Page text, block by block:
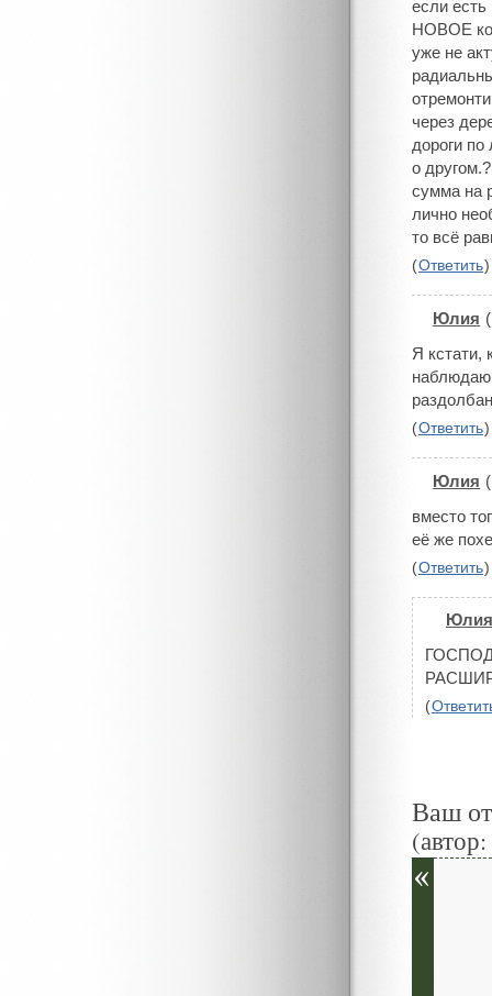
если есть
НОВОЕ
уже не
через
дороги
о
сумма на
лично
то всё
(Ответить)
#Юлия
Я кстати,
(Ответить)
#Юлия
вместо
её же
(Ответить)
Юлия
(
Ваш